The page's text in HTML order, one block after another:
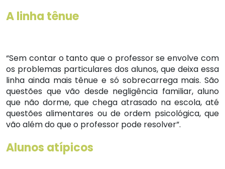
A linha tênue
“Sem contar o tanto que o professor se envolve com
os problemas particulares dos alunos, que deixa essa
linha ainda mais tênue e só sobrecarrega mais. São
questões que vão desde negligência familiar, aluno
que não dorme, que chega atrasado na escola, até
questões alimentares ou de ordem psicológica, que
vão além do que o professor pode resolver”.
Alunos atípicos